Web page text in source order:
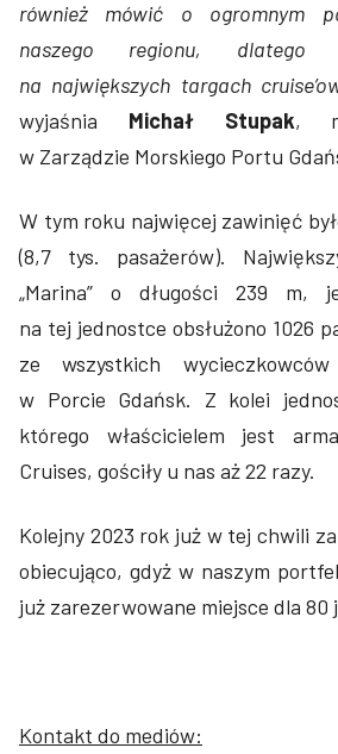
również mówić o ogromnym
naszego regionu, dlatego
na największych targach
wyjaśnia Michał Stupak,
w Zarządzie Morskiego Portu
W tym roku najwięcej zawinięć
(8,7 tys. pasażerów).
„Marina” o długości 239 m,
na tej jednostce obsłużono 1026
ze wszystkich
w Porcie Gdańsk. Z kolei
którego właścicielem jest
Cruises, gościły u nas aż 22 razy.
Kolejny 2023 rok już w tej chwili
obiecująco, gdyż w naszym
już zarezerwowane miejsce dla 80
Kontakt do mediów: